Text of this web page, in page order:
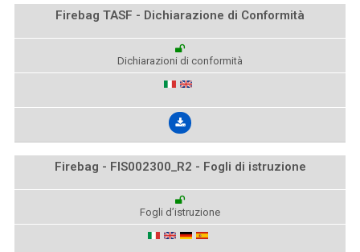
Firebag TASF - Dichiarazione di Conformità
Dichiarazioni di conformità
Firebag - FIS002300_R2 - Fogli di istruzione
Fogli d’istruzione